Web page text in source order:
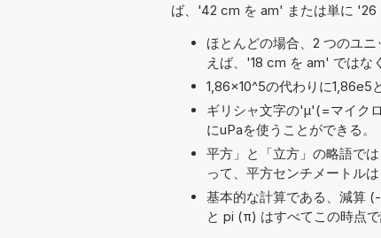
ば、'42 cm を am' または単に '26
ほとんどの場合、2 つのユ
えば、'18 cm を am' ではな
1,86×10^5の代わりに1,86e5
ギリシャ文字の'μ'(=マイク
にuPaを使うことができる。
平方」と「立方」の略語で
って、平方センチメートル
基本的な計算である、減算
と pi (π) はすべてこの時点